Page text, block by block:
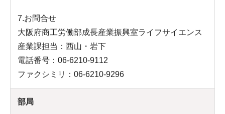
7.お問合せ
大阪府商工労働部成長産業振興室ライフサイエンス
産業課担当：西山・岩下
電話番号：06-6210-9112
ファクシミリ：06-6210-9296
部局